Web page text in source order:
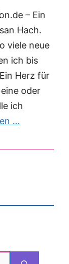
– Ein
Hach.
viele neue
ich bis
Herz für
oder
ich
…